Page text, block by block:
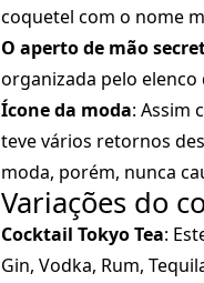
coquetel com o nome
O aperto de mão
organizada pelo elenco
Ícone da moda: Assim
teve vários retornos
moda, porém, nunca
Variações do
Cocktail Tokyo Tea:
Gin, Vodka, Rum,